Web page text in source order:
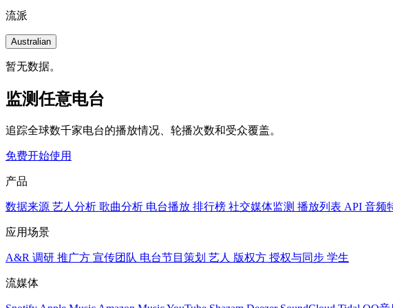
流派
Australian
暂无数据。
监测任意电台
追踪全球数千家电台的播放情况、轮播次数和受众覆盖。
免费开始使用
产品
数据来源 艺人分析 歌曲分析 电台播放 排行榜 社交媒体监测 播放列表 API 音频
应用场景
A&R 调研 推广方 宣传团队 电台节目策划 艺人 版权方 授权与同步 学生
流媒体